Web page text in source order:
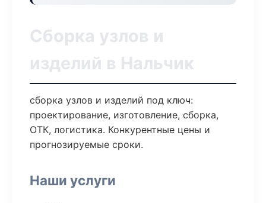
Сборка узлов и
изделий в Нальчик
сборка узлов и изделий под ключ:
проектирование, изготовление, сборка,
ОТК, логистика. Конкурентные цены и
прогнозируемые сроки.
Наши услуги